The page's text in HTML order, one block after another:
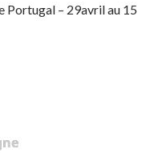
Portugal – 29avril au 15